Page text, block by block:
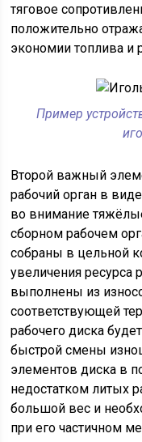
тяговое
положительно
экономии топлива и
Пример
Второй важный
рабочий орган в
во внимание
сборном рабочем
собраны в цельной
увеличения
выполнены из
соответствующей
рабочего диска
быстрой смены
элементов диска в
недостатком литых
большой вес и
при его частичном